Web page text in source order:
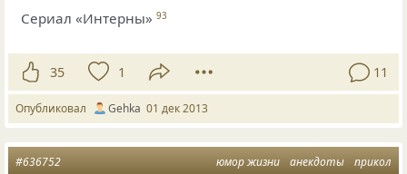
Сериал «Интерны» 93
35 1 11
Опубликовал Gehka 01 дек 2013
юмор жизни анекдоты прикол
#636752